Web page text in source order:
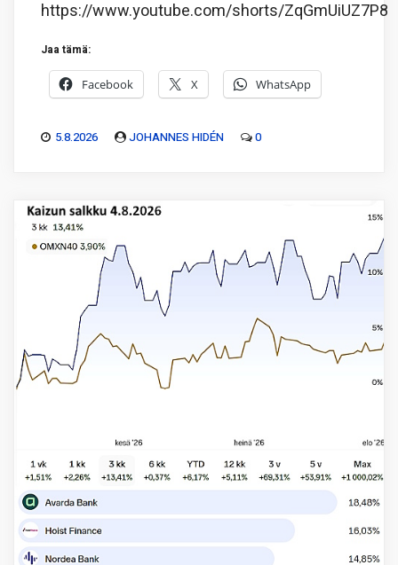
https://www.youtube.com/shorts/ZqGmUiUZ7P8
Jaa tämä:
Facebook X WhatsApp
5.8.2026 JOHANNES HIDÉN 0